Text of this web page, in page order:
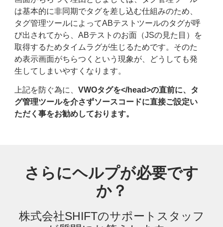
は基本的に非同期でタグを差し込む仕組みのため、
タグ管理ツールによってABテストツールのタグが呼
び出されてから、ABテストのお面（JSの見た目）を
取得するためタイムラグが生じるためです。そのた
め表示画面がちらつくという現象が、どうしても発
生してしまいやすくなります。
上記を防ぐ為に、VWOタグを</head>の直前に、タ
グ管理ツールを介さずソースコードに直接ご設定い
ただく事をお勧めしております。
さらにヘルプが必要です
か？
株式会社SHIFTのサポートスタッフ